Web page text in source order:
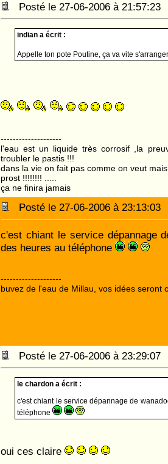
Posté le 27-06-2006 à
indian a écrit :
Appelle ton pote Poutine, ça va vite
--------------------
l'eau est un liquide très corrosif ,la
troubler le pastis !!!
dans la vie on fait pas comme on veut
prost !!!!!!!! .....
ça ne finira jamais
Posté le 27-06-2006 à
c'est chiant le service dépannage
des heures au téléphone
--------------------
buvez de l'eau de Millau, vos idées seront
Posté le 27-06-2006 à
le chardon a écrit :
c'est chiant le service dépannage de
téléphone
oui ces claire